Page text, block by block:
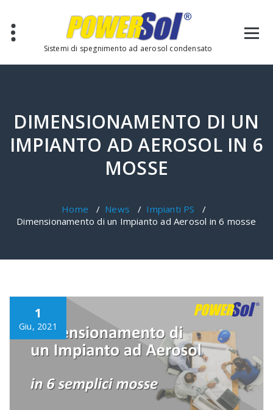
Sistemi di spegnimento ad aerosol condensato
DIMENSIONAMENTO DI UN
IMPIANTO AD AEROSOL IN 6
MOSSE
Home / News / Impianti PS /
Dimensionamento di un Impianto ad Aerosol in 6 mosse
1
Giu, 2021